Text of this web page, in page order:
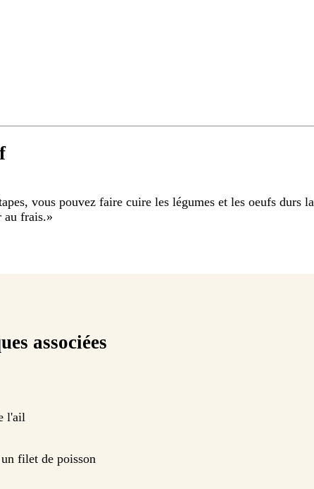
vous pouvez faire cuire les légumes et les oeufs durs la
au frais.»
associées
l'ail
filet de poisson